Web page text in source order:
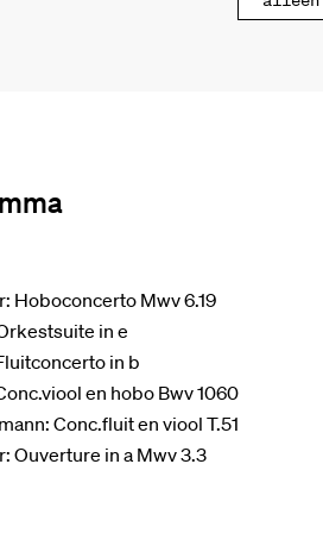
Hoboconcerto Mwv 6.19
in e
in b
en hobo Bwv 1060
Conc.fluit en viool T.51
Ouverture in a Mwv 3.3